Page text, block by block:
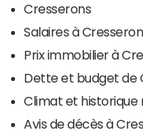
Cresserons
Salaires à
Prix immobilier à
Dette et budget de
Climat et historique
Avis de décès à